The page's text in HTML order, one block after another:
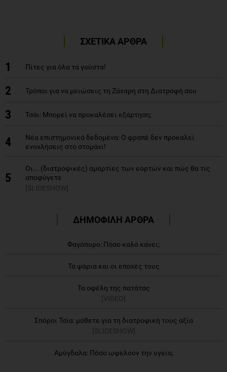
ΣΧΕΤΙΚΑ ΑΡΘΡΑ
1 Πίτες για όλα τα γούστα!
2 Τρόποι για να μειώσεις τη Ζάχαρη στη Διατροφή σου
3 Τσάι: Μπορεί να προκαλέσει εξάρτηση;
4
Νέα επιστημονικά δεδομένα: Ο φραπέ δεν προκαλεί
ενοχλήσεις στο στομάχι!
5
Οι... (διατροφικές) αμαρτίες των εορτών και πώς θα τις
αποφύγετε
[SLIDESHOW]
ΔΗΜΟΦΙΛΗ ΑΡΘΡΑ
Φαγόπυρο: Πόσο καλό κάνει;
Τα ψάρια και οι εποχές τους
Τα οφέλη της πατάτας
[VIDEO]
Σπόροι Τσία: μάθετε για τη διατροφική τους αξία
[SLIDESHOW]
Αμύγδαλα: Πόσο ωφελούν την υγεία;